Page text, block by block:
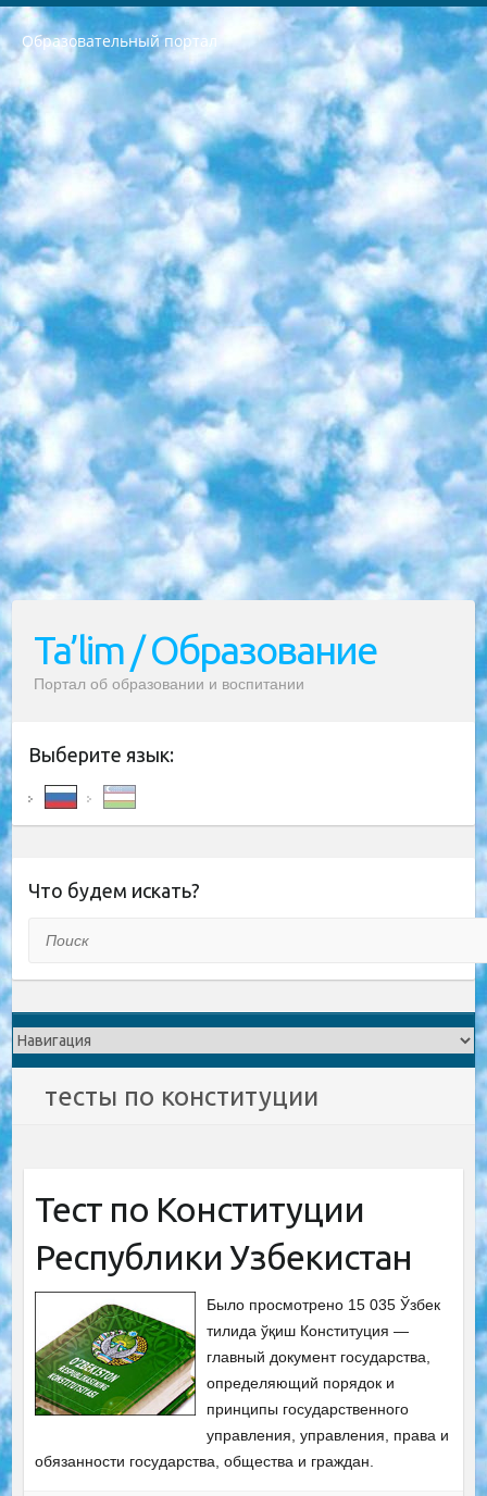
Образовательный портал
РЕСПУБЛИКА УЗБЕКИСТАН МИНИСТРЕРСТВО ДОШКОЛЬНОГО И ШКОЛЬНОГО ОБРАЗОВАНИЯ КОМАНДА в общеобразовательных учреждениях в 2023-2024 учебном году организация и проведение итоговой государственной аттестации обучающихся о Министра дошкольного и школьного образования Республики Узбекистан от 4 марта 2008 года (постановлением Минюста от 20 марта 2008 года № 1778 государственной регистрации) «Итоговое состояние учащихся общего среднего образования на основании положения об утверждении положения об аттестации общего среднего образования выпускной экзамен студентов в образовательных учреждениях в 2023-2024 учебном году В целях организации и прохождения аттестации приказываю: 1. Следующее: перечень предметов, по которым будет проводиться итоговая государственная аттестация и экзамен формы перевода согласно приложению 1; сертификаты международного образца, оценивающие уровень владения иностранными языками перечень согласно приложению 2; 2. Педагогический при специализированных образовательных учреждениях. научно-практический центр квалификации и международной оценки (Д.Давидова) 2024 г. До 25 марта: задания по предметам, по которым будет проводиться итоговая аттестация разработка и утверждение технических условий; итоговая аттестация на основании разработанного предметного задания разработка вопросов по предметам (устно и письменно), экзамен передача; общеобразовательные средние школы и специальные учебные заведения учащиеся выпускных классов школ и интернатов в агентской системе подготовка базы данных экзаменационных материалов и критериев оценки; перевод базы экзаменационных материалов на все языки обучения подать в Республиканский образовательный центр для изготовления; варианты экзаменов на основе разработанных контрольных материалов пусть будут поставлены задачи формирования. 3. Республиканский образовательный центр (Ш.Худайкулов) до 5 апреля 2024 года. до: база данных предоставленных экзаменационных материалов на все языки обучения перевод и экспертиза; для слепых, слабовидящих, глухих, слабослышащих и умственно отсталых детей учащиеся выпускных классов специализированных школ и школ-интернатов база данных экзаменационных материалов на всех преподаваемых языках подготовка критериев оценки; специализированные школы для умственно отсталых детей и технологии для учащихся выпускных классов школ-интернатов разработка соответствующих рекомендаций и критериев проведения ЕГЭ по естествознанию давать задания. 4. Педагогический при специализированных образовательных учреждениях. Научно-практический центр навыков и международной оценки (Д.Давидова), Республика образовательный центр (Худайкулов Ш.) итоговый государственный аттестационный экзамен ориентирован на творческое и логическое мышление при подготовке базы материалов учитывать введение заданий. 5. Следует отметить, что: сертификат государственного образца о знании общеобразовательного предмета и как минимум национальный уровень B1 по предметам на иностранных языках, указанным в Приложении 2. или международно признанный сертификат эквивалентного уровня студенты, изучающие определенный предмет, освобождаются от экзамена; по соответствующим предметам запланирована итоговая государственная аттестация за день до дня, путем жеребьевки Рабочей группой (в письменной форме по предметам, проводимым в форме) из числа сформированных вариантов выбрано 2 варианта; 2 выбранных варианта экзамена анонсированы на официальном сайте министерства и все выпускники по всей стране на основе этих вариантов проводит итоговую государственную аттестацию. 6. Государственное образование учащихся средних общеобразовательных учреждений. знания в соответствии с квалификационными требованиями, которые необходимо приобрести на основании стандартов итоговый (выпускной) контроль для 9 и 11 классов в целях тестирования Экзамены (далее – экзамены) состоят из предметов, перечисленных в приложении 1. будет сделано. 7. Экзамены пройдут с 26 мая по 15 июня 2024 г. (кроме науки физического воспитания). 8. Физическая для учащихся 9 классов общесредних образовательных учреждений. Экзамены по предмету «Образование, квалификация медицина» 1-6 мая 2024 года. сотрудники перевести под присмотр (с отклонениями в физическом или умственном развитии) специализированная школа для детей, школы-интернаты и со сколиозом школы-интернаты санаторного типа для больных детей исключены). 9. Он был слепым, слабовидящим и имел нарушения опорно-двигательного аппарата. экзамены в специализированных школах и интернатах для детей должны проводиться исходя из требований, предъявляемых к общеобразовательным учреждениям (физкультура кроме науки). 10. Специализированная школа для глухих и слабослышащих детей. и экзамены в интернатах и быть реализован в виде письменного теста по математике. 11. Специальность для умственно отсталых детей. Для 9 класса Родной язык и литературное письмо Государственный язык (язык обучения – узбекский). для неклассов) написано Математическое письмо Письменная/устная история Узбекистана Физическое воспитание практично Итоговый контроль Для 11 класса Написание родного языка и литературы (эссе) Математическое письмо Узбекский язык (обучение на узбекском языке) не посещающее общее среднее образование для учреждений)/Образовательное учреждение выбор письменный и устный Иностранный язык письменный/устный Письменная/устная история Узбекистана *По выбору студента:  Химия  Физика  Основы государственного права  География 10 бесплатных образовательных ресурсов - Мы составили подборку онлайн-проектов с интерактивными упражнениями, видеолекциями и статьями. Они помогут вам обрести новые и освежить старые знания бесплатно. 1. «ИНТУИТ» Старейшая образовательная площадка Рунета. Здесь вы найдёте сотни текстовых и видеокурсов на десятки различных тем — от программирования до психологии. Многие курсы подготовлены российскими университетами и крупными международными компаниями вроде Intel и Microsoft. Самостоятельное обучение бесплатное, но желающие могут оплатить услуги персональных наставников. 2. «Смартия» знакомит с актуальными профессиями и подсказывает, как им обучаться. Выбрав заинтересовавшую вас специальность — SMM-специалист, фотограф, веб-дизайнер или другую, — увидите список необходимых для неё умений. Чтобы вы могли освоить их самостоятельно, для каждого умения площадка отображает подборку ссылок на учебные материалы. Хотя «Смартия» ориентируется на русскоязычную аудиторию, часть контента всё же доступна только на английском. 3. «Лекторий Физтеха» Проект Московского физико-технического института (Физтеха). С его помощью вы можете смотреть онлайн серии лекций, записанные на видео в этом вузе. В числе доступных предметов — физика, биология, химия, информационные технологии и другие. К некоторым лекциям администрация ресурса прилагает готовые конспекты, которые можно скачивать в PDF-формате. 4. ITMOcourses Онлайн-площадка Санкт-Петербургского национального исследовательского университета информационных технологий, механики и оптики (ИТМО). Ресурс предоставляет свободный доступ к курсам, разработанным в этом вузе. Каталог материалов разбит на четыре категории: «Оптические системы и технологии», «Приборостроение и робототехника», «Информационные технологии» и «Биотехнологии». Курсы состоят из видеолекций, интерактивных демонстраций и заданий. 5. «КиберЛенинка» Электронная научная библиотека открытого доступа. Каталог площадки регулярно обрастает текстами статей из различных научных изданий. Сгруппированные по журналам и рубрикам публикации можно читать онлайн или скачивать целиком в PDF-формате. Проект нацелен на популяризацию науки за счёт открытого доступа к качественной информации. 6. «ПостНаука» На этом ресурсе публикуют подборки видеолекций, составленные экспертами из разных отраслей и объединённые общими темами. Среди них, к примеру, есть серии «Биоинформатика и геномика», «Культура средневековой Скандинавии» и Cinema Studies о теории кино. Каждая подборка лекций — логически связанная история, рассказанная экспертом от первого лица. Кроме того, на сайте появляются научно-образовательные статьи и тесты на разные темы. 7. «Newочём» Команда проекта «Newочём» отбирает самые интересные тексты из англоязычных СМИ и переводит те из них, за которые голосуют участники сообщества «ВКонтакте». По большей части это научно-популярные статьи. Редакторы придумывают лишь заголовки, в остальном содержание переводов соответствует оригиналам. Полные тексты можно читать прямо в социальной сети. 8. InternetUrok Онлайн-база материалов по основным дисциплинам школьной программы. Информация на сайте структурирована по классам, предметам и темам (урокам). Каждый урок состоит из видеолекций и конспектов. Есть также интерактивные тренажёры и тесты для закрепления пройденного материала. Даже если вы давно окончили школу, возможность повторить программу старших классов всегда может пригодиться. 9. Edutainme Ещё один ресурс об образовании. В отличие от Newtonew, как мне кажется, Edutainme больше ориентируется на представителей индустрии: педагогов, предпринимателей, разработчиков образовательных проектов. Но и любой, кто просто стремится к саморазвитию, найдёт на сайте много полезного и интересного для себя. Например, информацию о новых курсах и образовательных сервисах. 10. Newtonew Онлайн-медиа об образовании и обучении в широком смысле. Авторы Newtonew пишут об инструментах, заведениях, тактиках и стратегиях, которые помогают учить других и получать новые знания самостоятельно. На этой площадке вы найдёте новости, обзоры, аналитические мат
Ta’lim / Образование
Портал об образовании и воспитании
Выберите язык:
Что будем искать?
тесты по конституции
Тест по Конституции
Республики Узбекистан
Было просмотрено 15 035 Ўзбек
тилида ўқиш Конституция —
главный документ государства,
определяющий порядок и
принципы государственного
управления, управления, права и
обязанности государства, общества и граждан.